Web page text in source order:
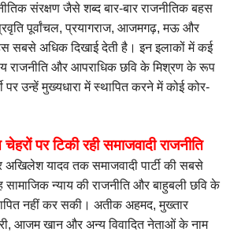
संरक्षण जैसे शब्द बार-बार राजनीतिक बहस
पूर्वांचल, प्रयागराज, आजमगढ़, मऊ और
सबसे अधिक दिखाई देती है। इन इलाकों में कई
राजनीति और आपराधिक छवि के मिश्रण के रूप
पर उन्हें मुख्यधारा में स्थापित करने में कोई कोर-
पर टिकी रही समाजवादी राजनीति
यादव तक समाजवादी पार्टी की सबसे
सामाजिक न्याय की राजनीति और बाहुबली छवि के
नहीं कर सकी। अतीक अहमद, मुख्तार
आजम खान और अन्य विवादित नेताओं के नाम